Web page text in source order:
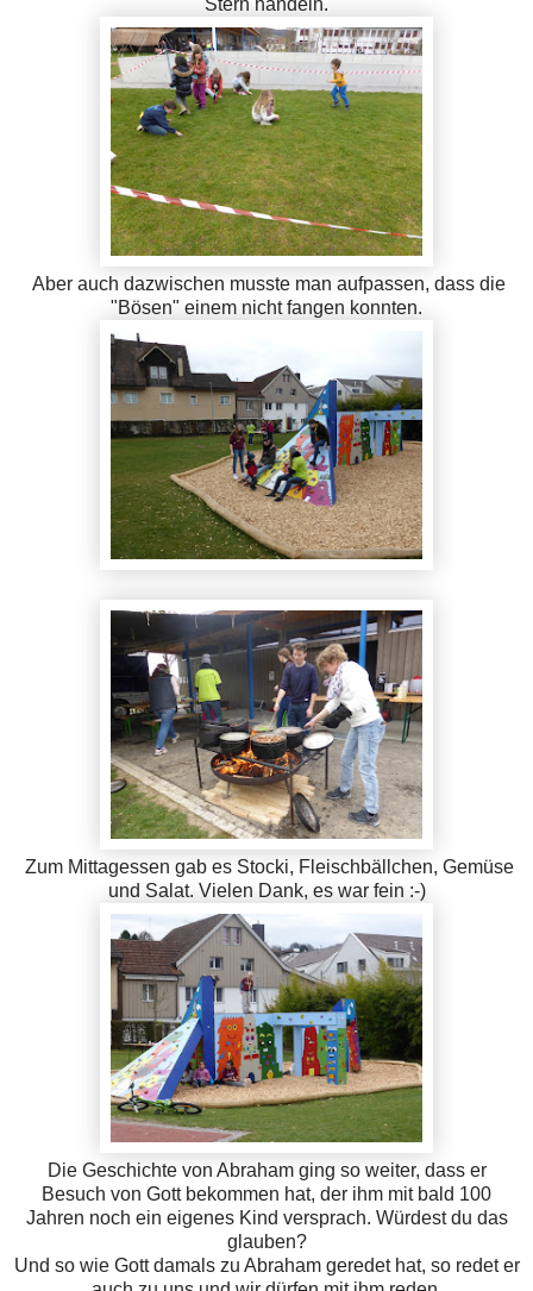
Aber auch dazwischen musste man aufpassen, dass die
"Bösen" einem nicht fangen konnten.
Zum Mittagessen gab es Stocki, Fleischbällchen, Gemüse
und Salat. Vielen Dank, es war fein :-)
Die Geschichte von Abraham ging so weiter, dass er
Besuch von Gott bekommen hat, der ihm mit bald 100
Jahren noch ein eigenes Kind versprach. Würdest du das
glauben?
Und so wie Gott damals zu Abraham geredet hat, so redet er